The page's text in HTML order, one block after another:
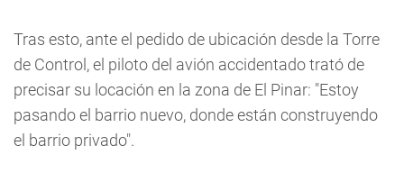
Tras esto, ante el pedido de ubicación desde la Torre
de Control, el piloto del avión accidentado trató de
precisar su locación en la zona de El Pinar: "Estoy
pasando el barrio nuevo, donde están construyendo
el barrio privado".